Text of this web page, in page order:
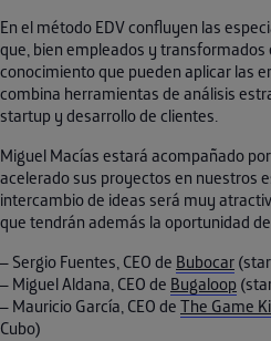
En el método EDV confluyen las
que, bien empleados y
conocimiento que pueden aplicar las
combina herramientas de análisis
startup y desarrollo de clientes.
Miguel Macías estará acompañado
acelerado sus proyectos en nuestros
intercambio de ideas será muy
que tendrán además la oportunidad
– Sergio Fuentes, CEO de Bubocar
– Miguel Aldana, CEO de Bugaloop
– Mauricio García, CEO de The Game
Cubo)